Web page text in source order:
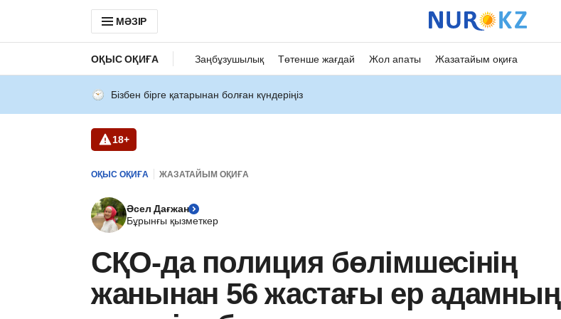
МӘЗІР
ОҚЫС ОҚИҒА Заңбұзушылық Төтенше жағдай Жол апаты Жазатайым оқиға
Бізбен бірге қатарынан болған күндеріңіз
18+
ОҚЫС ОҚИҒА ЖАЗАТАЙЫМ ОҚИҒА
Әсел Дағжан
Бұрынғы қызметкер
СҚО-да полиция бөлімшесінің
жанынан 56 жастағы ер адамның